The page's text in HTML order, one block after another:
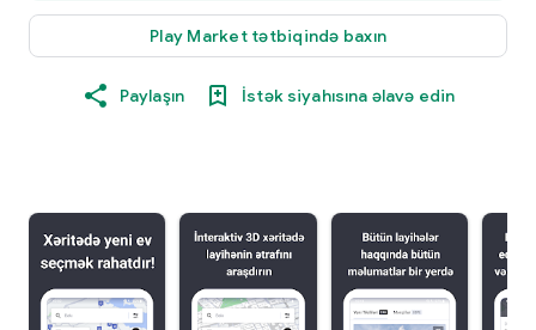
Play Market tətbiqində baxın
Paylaşın İstək siyahısına əlavə edin